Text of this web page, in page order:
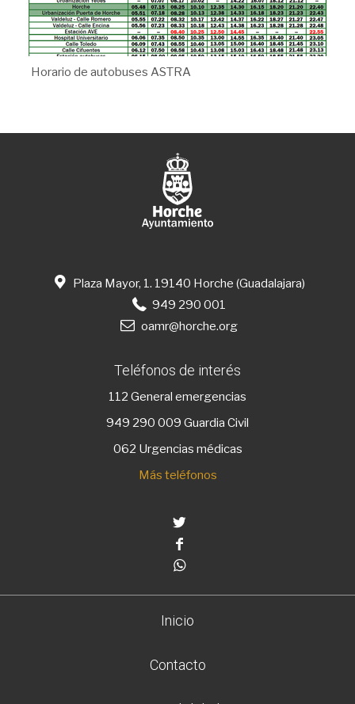
Horario de autobuses ASTRA
Plaza Mayor, 1. 19140 Horche (Guadalajara)
949 290 001
oamr@horche.org
Teléfonos de interés
112 General emergencias
949 290 009 Guardia Civil
062 Urgencias médicas
Más teléfonos
Inicio
Contacto